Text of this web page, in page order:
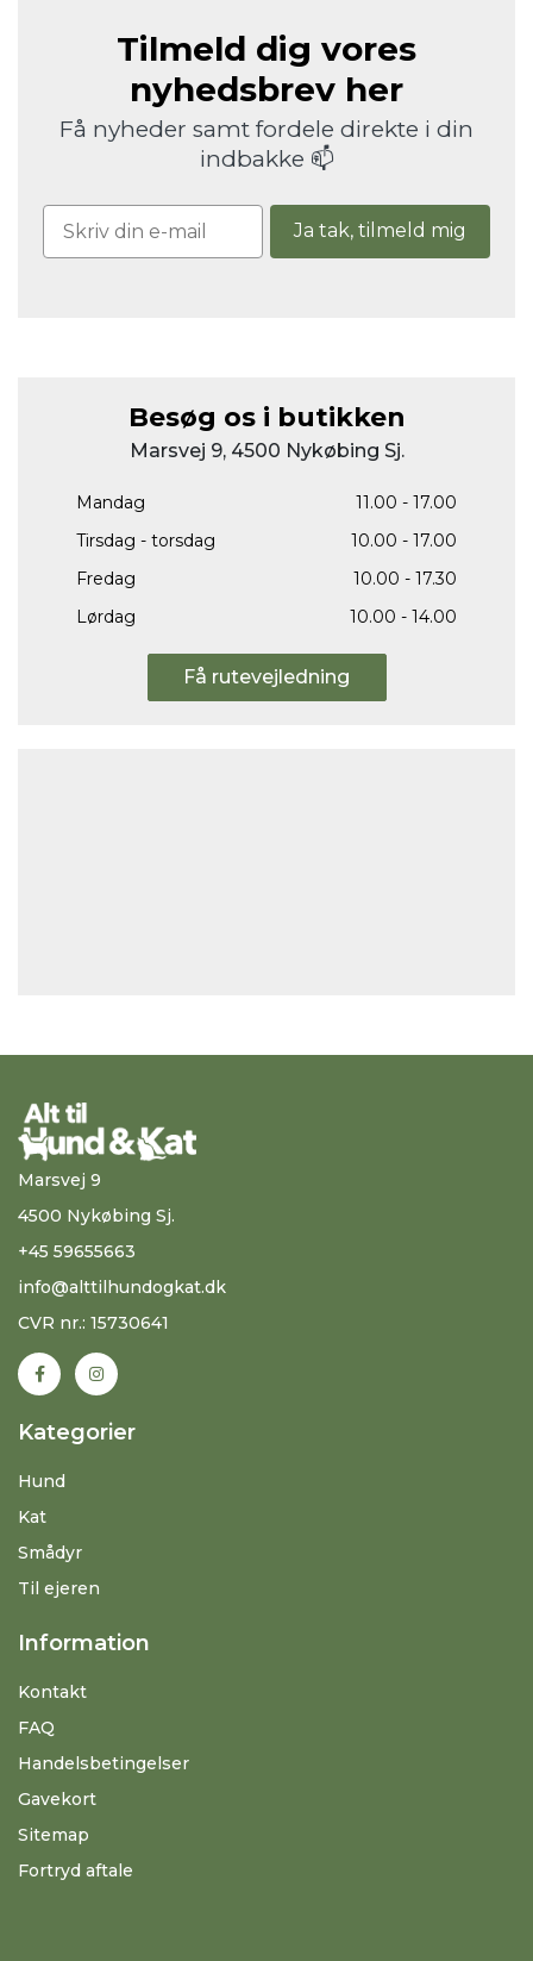
Tilmeld dig vores
nyhedsbrev her
Få nyheder samt fordele direkte i din
indbakke 📫
Ja tak, tilmeld mig
Besøg os i butikken
Marsvej 9, 4500 Nykøbing Sj.
Mandag
11.00 - 17.00
Tirsdag - torsdag
10.00 - 17.00
Fredag
10.00 - 17.30
Lørdag
10.00 - 14.00
Få rutevejledning
Marsvej 9
4500 Nykøbing Sj.
+45 59655663
info@alttilhundogkat.dk
CVR nr.: 15730641
Kategorier
Hund
Kat
Smådyr
Til ejeren
Information
Kontakt
FAQ
Handelsbetingelser
Gavekort
Sitemap
Fortryd aftale